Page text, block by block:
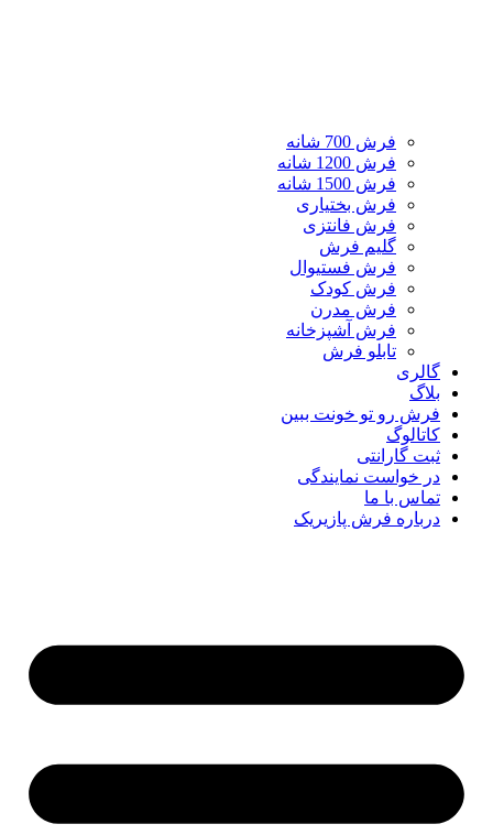
فرش 700 شانه
فرش 1200 شانه
فرش 1500 شانه
فرش بختیاری
فرش فانتزی
گلیم فرش
فرش فستیوال
فرش کودک
فرش مدرن
فرش آشپزخانه
تابلو فرش
گالری
بلاگ
فرش رو تو خونت ببین
کاتالوگ
ثبت گارانتی
در خواست نمایندگی
تماس با ما
درباره فرش پازیریک